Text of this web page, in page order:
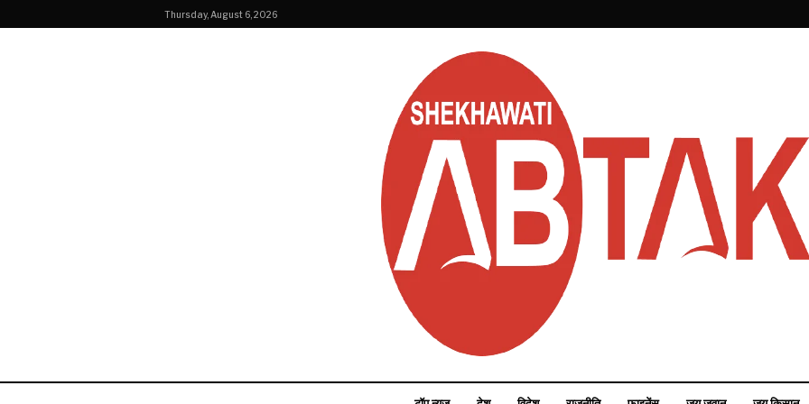
Thursday, August 6, 2026